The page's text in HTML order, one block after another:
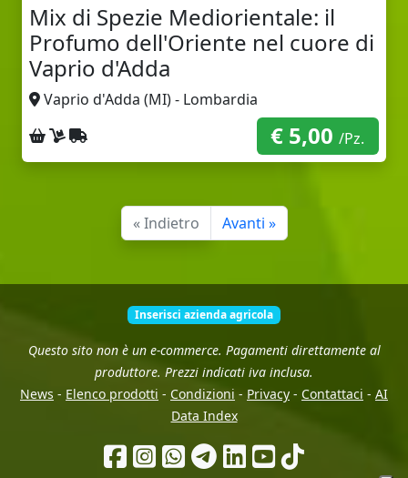
Mix di Spezie Mediorientale: il
Profumo dell'Oriente nel cuore di
Vaprio d'Adda
Vaprio d'Adda (MI) - Lombardia
Ritiro sul posto
Consegna a domicilio
Spedizione con corriere € 5,00/Pz.
« Indietro Avanti »
Inserisci azienda agricola
Questo sito non è un e-commerce. Pagamenti direttamente al
produttore. Prezzi indicati iva inclusa.
News - Elenco prodotti - Condizioni - Privacy - Contattaci - AI
Data Index